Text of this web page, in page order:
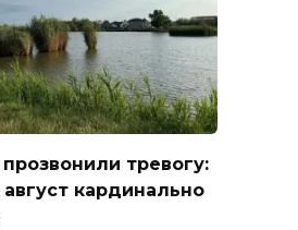
тревогу:
кардинально